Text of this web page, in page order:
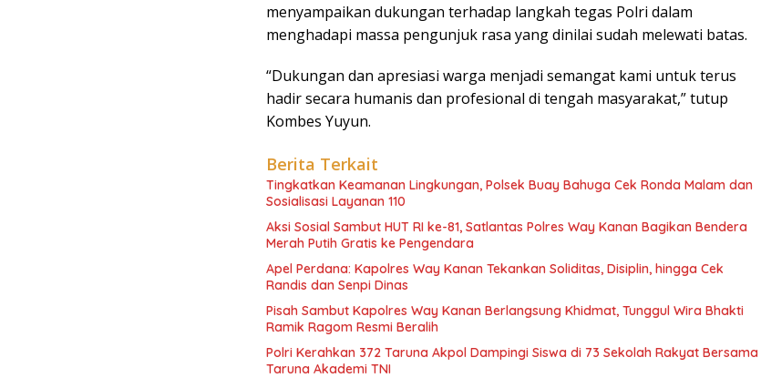
menyampaikan dukungan terhadap langkah tegas Polri dalam
menghadapi massa pengunjuk rasa yang dinilai sudah melewati batas.
“Dukungan dan apresiasi warga menjadi semangat kami untuk terus
hadir secara humanis dan profesional di tengah masyarakat,” tutup
Kombes Yuyun.
Berita Terkait
Tingkatkan Keamanan Lingkungan, Polsek Buay Bahuga Cek Ronda Malam dan
Sosialisasi Layanan 110
Aksi Sosial Sambut HUT RI ke-81, Satlantas Polres Way Kanan Bagikan Bendera
Merah Putih Gratis ke Pengendara
Apel Perdana: Kapolres Way Kanan Tekankan Soliditas, Disiplin, hingga Cek
Randis dan Senpi Dinas
Pisah Sambut Kapolres Way Kanan Berlangsung Khidmat, Tunggul Wira Bhakti
Ramik Ragom Resmi Beralih
Polri Kerahkan 372 Taruna Akpol Dampingi Siswa di 73 Sekolah Rakyat Bersama
Taruna Akademi TNI